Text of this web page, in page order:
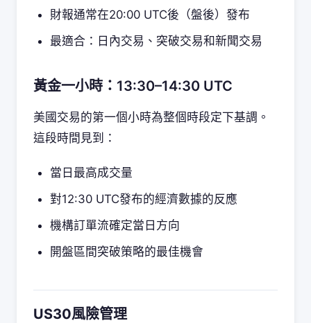
財報通常在20:00 UTC後（盤後）發布
最適合：日內交易、突破交易和新聞交易
黃金一小時：13:30–14:30 UTC
美國交易的第一個小時為整個時段定下基調。
這段時間見到：
當日最高成交量
對12:30 UTC發布的經濟數據的反應
機構訂單流確定當日方向
開盤區間突破策略的最佳機會
US30風險管理